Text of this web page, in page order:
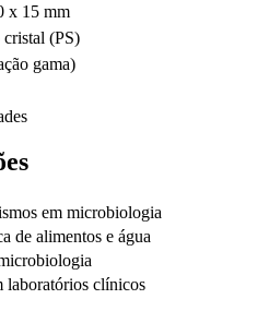
x 15 mm
(PS)
gama)
em microbiologia
de alimentos e água
laboratórios clínicos